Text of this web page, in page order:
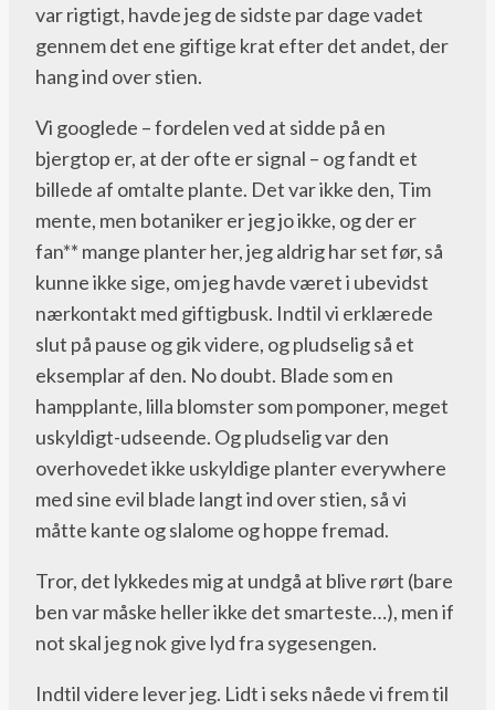
var rigtigt, havde jeg de sidste par dage vadet
gennem det ene giftige krat efter det andet, der
hang ind over stien.
Vi googlede – fordelen ved at sidde på en
bjergtop er, at der ofte er signal – og fandt et
billede af omtalte plante. Det var ikke den, Tim
mente, men botaniker er jeg jo ikke, og der er
fan** mange planter her, jeg aldrig har set før, så
kunne ikke sige, om jeg havde været i ubevidst
nærkontakt med giftigbusk. Indtil vi erklærede
slut på pause og gik videre, og pludselig så et
eksemplar af den. No doubt. Blade som en
hampplante, lilla blomster som pomponer, meget
uskyldigt-udseende. Og pludselig var den
overhovedet ikke uskyldige planter everywhere
med sine evil blade langt ind over stien, så vi
måtte kante og slalome og hoppe fremad.
Tror, det lykkedes mig at undgå at blive rørt (bare
ben var måske heller ikke det smarteste…), men if
not skal jeg nok give lyd fra sygesengen.
Indtil videre lever jeg. Lidt i seks nåede vi frem til